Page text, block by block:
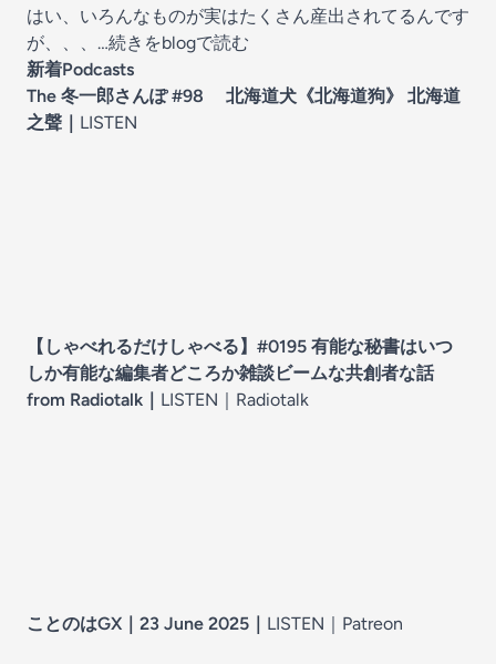
はい、いろんなものが実はたくさん産出されてるんです
が、、、 …続きをblogで読む
新着Podcasts
The 冬一郎さんぽ #98 北海道犬《北海道狗》 北海道
之聲 ｜ LISTEN
【しゃべれるだけしゃべる】#0195 有能な秘書はいつ
しか有能な編集者どころか雑談ビームな共創者な話
from Radiotalk ｜ LISTEN｜ Radiotalk
ことのはGX｜23 June 2025 ｜ LISTEN｜ Patreon